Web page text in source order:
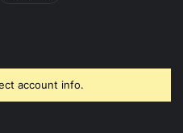
account info.